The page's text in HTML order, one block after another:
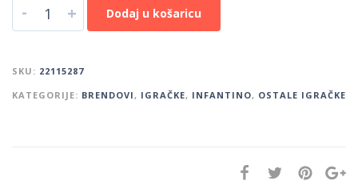
- + Dodaj u košaricu
SKU: 22115287
KATEGORIJE: BRENDOVI, IGRAČKE, INFANTINO, OSTALE IGRAČKE